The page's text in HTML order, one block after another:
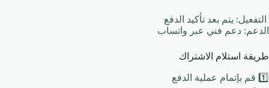
التفعيل: يتم بعد تأكيد الدفع
الدعم: دعم فني عبر واتساب
طريقة استلام الاشتراك
1️⃣ قم بإتمام عملية الدفع